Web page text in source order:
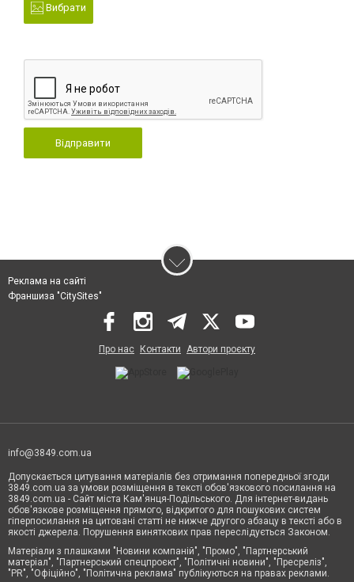
Вибрати
Відправити
Реклама на сайті
Франшиза "CitySites"
Про нас Контакти Автори проєкту
info@3849.com.ua
Допускається цитування матеріалів без отримання попередньої згоди
3849.com.ua за умови розміщення в тексті обов'язкового посилання на
3849.com.ua - Сайт міста Кам'янця-Подільського. Для інтернет-видань
обов'язкове розміщення прямого, відкритого для пошукових систем
гіперпосилання на цитовані статті не нижче другого абзацу в тексті або в
якості джерела. Порушення виняткових прав переслідується Законом.
Матеріали з плашками "Новини компаній", "Промо", "Партнерський
матеріал", "Партнерський спецпроєкт", "Політичні новини", "Пресреліз",
"PR", "Офіційно", "Політична реклама" публікуються на правах реклами.